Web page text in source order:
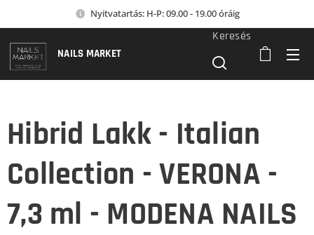
Nyitvatartás: H-P: 09.00 - 19.00 óráig
NAILS MARKET
Keresés
Hibrid Lakk - Italian
Collection - VERONA -
7,3 ml - MODENA NAILS